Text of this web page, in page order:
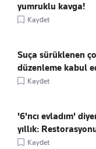
yumruklu kavga!
Kaydet
Suça sürüklenen
düzenleme kabul
Kaydet
'6'ncı evladım'
yıllık:
Kaydet